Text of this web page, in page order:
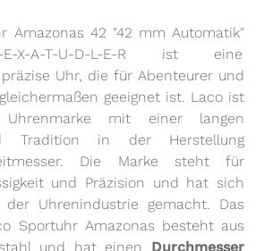
Amazonas 42 "42 mm Automatik"
G-E-X-A-T-U-D-L-E-R ist eine
Uhr, die für Abenteurer und
geeignet ist. Laco ist
mit einer langen
Tradition in der Herstellung
Die Marke steht für
und Präzision und hat sich
Uhrenindustrie gemacht. Das
Sportuhr Amazonas besteht aus
und hat einen Durchmesser